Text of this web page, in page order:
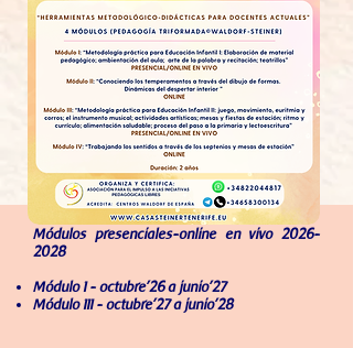
Módulos presenciales-online en vivo 2026-
2028
Módulo I - octubre'26 a junio'27
Módulo III - octubre'27 a junio'28